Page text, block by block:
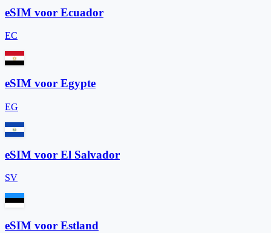
eSIM voor Ecuador
EC
eSIM voor Egypte
EG
eSIM voor El Salvador
SV
eSIM voor Estland